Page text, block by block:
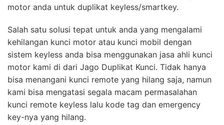
motor anda untuk duplikat keyless/smartkey.
Salah satu solusi tepat untuk anda yang mengalami
kehilangan kunci motor atau kunci mobil dengan
sistem keyless anda bisa menggunakan jasa ahli kunci
motor kami di dari Jago Duplikat Kunci. Tidak hanya
bisa menangani kunci remote yang hilang saja, namun
kami bisa mengatasi segala macam permasalahan
kunci remote keyless lalu kode tag dan emergency
key-nya yang hilang.